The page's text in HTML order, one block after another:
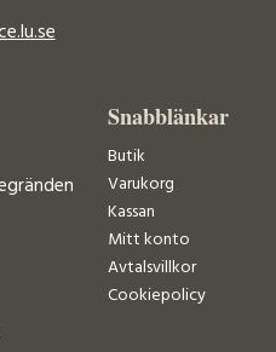
Snabblänkar
Butik
Varukorg
Kassan
Mitt konto
Avtalsvillkor
Cookiepolicy